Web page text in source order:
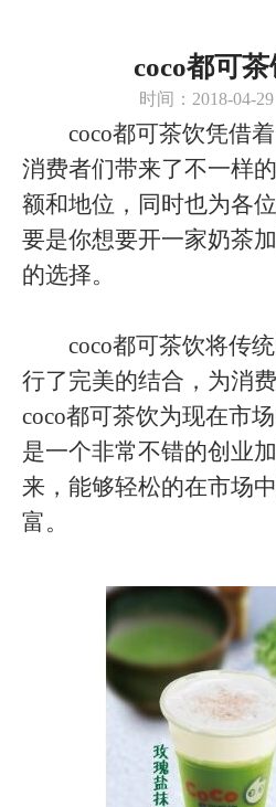
coco都可
时间：2018-04-
coco都可茶饮凭借着
消费者们带来了不一样
额和地位，同时也为各
要是你想要开一家奶茶
的选择。
coco都可茶饮将传统
行了完美的结合，为消
coco都可茶饮为现在市
是一个非常不错的创业
来，能够轻松的在市场
富。